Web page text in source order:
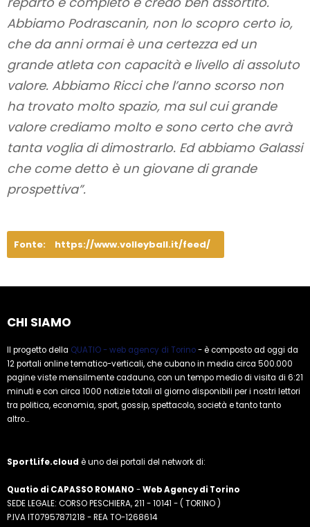
Abbiamo Podrascanin, non lo scopro certo io,
che da anni ormai è una certezza ed un
grande atleta con capacità e livello di assoluto
valore. Abbiamo Ricci che l’anno scorso non
ha trovato molto spazio, ma sul cui grande
valore crediamo molto e sono certo che avrà
tanta voglia di dimostrarlo. Ed abbiamo Galassi
che come detto è un giovane di grande
prospettiva”.
Fonte: https://www.volleyball.it/feed/
CHI SIAMO
Il progetto della QUATIO - web agency di Torino- è composto ad oggi da
12 portali online tematico-verticali, che cubano in media circa 500.000
pagine viste mensilmente cadauno, con un tempo medio di visita di 6:21
minuti e con circa 1000 notizie totali al giorno disponibili per i nostri lettori
tra politica, economia, sport, gossip, spettacolo, società e tanto tanto
altro...
SportLife.cloud è uno dei portali del network di:
Quatio di CAPASSO ROMANO -Web Agency di Torino
SEDE LEGALE: CORSO PESCHIERA, 211 - 10141 - ( TORINO )
P.IVA IT07957871218 - REA TO-1268614